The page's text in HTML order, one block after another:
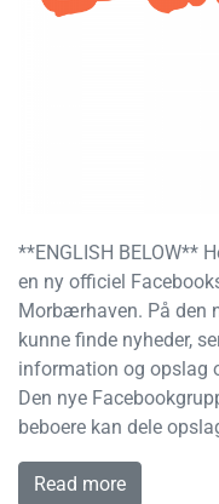
**ENGLISH BELOW**
en ny officiel
Morbærhaven. På den
kunne finde nyheder,
information og opslag
Den nye
beboere kan dele
Read more